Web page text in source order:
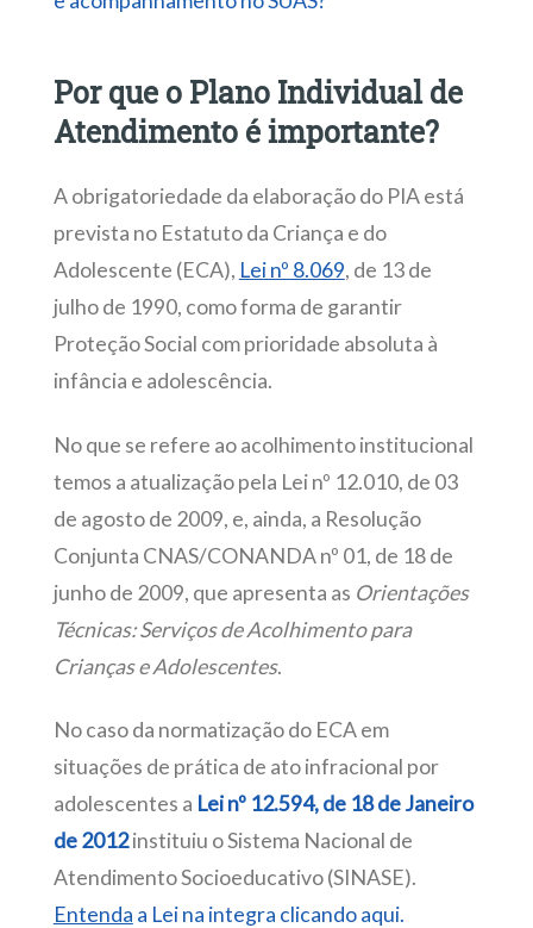
Por que o Plano Individual de
Atendimento é importante?
A obrigatoriedade da elaboração do PIA está
prevista no Estatuto da Criança e do
Adolescente (ECA), Lei nº 8.069, de 13 de
julho de 1990, como forma de garantir
Proteção Social com prioridade absoluta à
infância e adolescência.
No que se refere ao acolhimento institucional
temos a atualização pela Lei nº 12.010, de 03
de agosto de 2009, e, ainda, a Resolução
Conjunta CNAS/CONANDA nº 01, de 18 de
junho de 2009, que apresenta as Orientações
Técnicas: Serviços de Acolhimento para
Crianças e Adolescentes.
No caso da normatização do ECA em
situações de prática de ato infracional por
adolescentes a Lei nº 12.594, de 18 de Janeiro
de 2012instituiu o Sistema Nacional de
Atendimento Socioeducativo (SINASE).
Entenda a Lei na integra clicando aqui.